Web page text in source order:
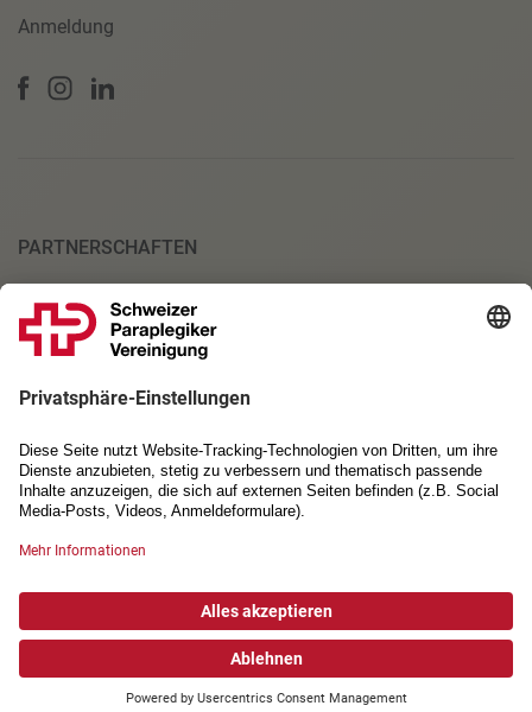
Anmeldung
PARTNERSCHAFTEN